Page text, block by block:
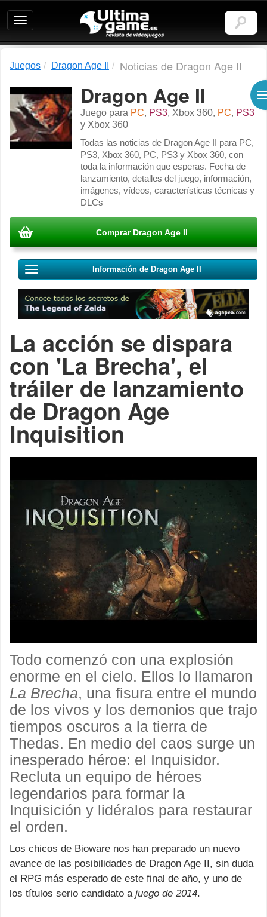
Ultimagame:
Revista
de
Juegos Dragon Age II Noticias de Dragon Age II
Dragon Age II
Juego para PC, PS3, Xbox 360, PC, PS3
y Xbox 360
Todas las noticias de Dragon Age II para PC,
PS3, Xbox 360, PC, PS3 y Xbox 360, con
toda la información que esperas. Fecha de
lanzamiento, detalles del juego, información,
imágenes, vídeos, características técnicas y
DLCs
Comprar Dragon Age II
Información de Dragon Age II
La acción se dispara
con 'La Brecha', el
tráiler de lanzamiento
de Dragon Age
Inquisition
Todo comenzó con una explosión
enorme en el cielo. Ellos lo llamaron
La Brecha, una fisura entre el mundo
de los vivos y los demonios que trajo
tiempos oscuros a la tierra de
Thedas. En medio del caos surge un
inesperado héroe: el Inquisidor.
Recluta un equipo de héroes
legendarios para formar la
Inquisición y lidéralos para restaurar
el orden.
Los chicos de Bioware nos han preparado un nuevo
avance de las posibilidades de Dragon Age II, sin duda
el RPG más esperado de este final de año, y uno de
los títulos serio candidato a juego de 2014.